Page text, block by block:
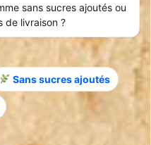
sans sucres ajoutés ou
de livraison ?
Sans sucres ajoutés